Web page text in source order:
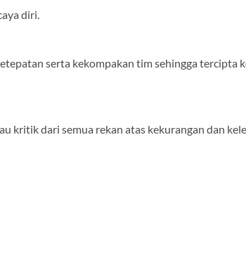
diri.
serta kekompakan tim sehingga tercipta
kritik dari semua rekan atas kekurangan dan